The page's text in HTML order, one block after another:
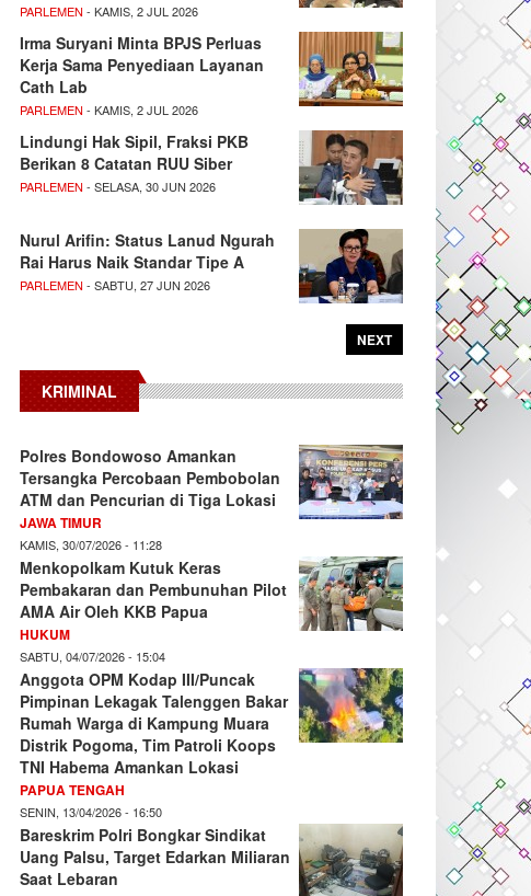
PARLEMEN - KAMIS, 2 JUL 2026
Irma Suryani Minta BPJS Perluas
Kerja Sama Penyediaan Layanan
Cath Lab
PARLEMEN - KAMIS, 2 JUL 2026
Lindungi Hak Sipil, Fraksi PKB
Berikan 8 Catatan RUU Siber
PARLEMEN - SELASA, 30 JUN 2026
Nurul Arifin: Status Lanud Ngurah
Rai Harus Naik Standar Tipe A
PARLEMEN - SABTU, 27 JUN 2026
NEXT
KRIMINAL
Polres Bondowoso Amankan
Tersangka Percobaan Pembobolan
ATM dan Pencurian di Tiga Lokasi
JAWA TIMUR
KAMIS, 30/07/2026 - 11:28
Menkopolkam Kutuk Keras
Pembakaran dan Pembunuhan Pilot
AMA Air Oleh KKB Papua
HUKUM
SABTU, 04/07/2026 - 15:04
Anggota OPM Kodap III/Puncak
Pimpinan Lekagak Talenggen Bakar
Rumah Warga di Kampung Muara
Distrik Pogoma, Tim Patroli Koops
TNI Habema Amankan Lokasi
PAPUA TENGAH
SENIN, 13/04/2026 - 16:50
Bareskrim Polri Bongkar Sindikat
Uang Palsu, Target Edarkan Miliaran
Saat Lebaran